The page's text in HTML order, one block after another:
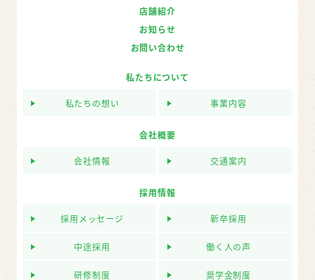
店舗紹介
お知らせ
お問い合わせ
私たちについて
私たちの想い 事業内容
会社概要
会社情報 交通案内
採用情報
採用メッセージ 新卒採用
中途採用 働く人の声
研修制度 奨学金制度